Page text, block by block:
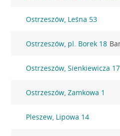
Ostrzeszów, Leśna 53
Ostrzeszów, pl. Borek 18
Ostrzeszów, Sienkiewicza 17
Ostrzeszów, Zamkowa 1
Pleszew, Lipowa 14